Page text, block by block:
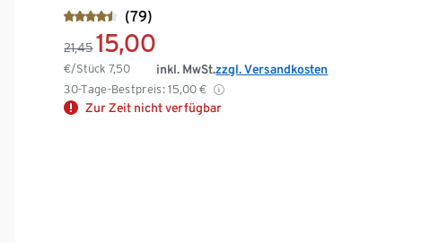
(79)
21,45 15,00
€/Stück7,50
30-Tage-Bestpreis: 15,00 €
inkl. MwSt.zzgl. Versandkosten
Zur Zeit nicht verfügbar